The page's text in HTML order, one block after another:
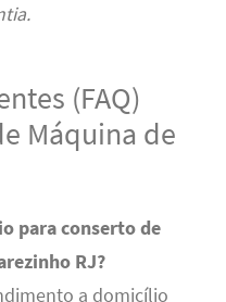
(FAQ)
Máquina de
para conserto de
RJ?
a domicílio